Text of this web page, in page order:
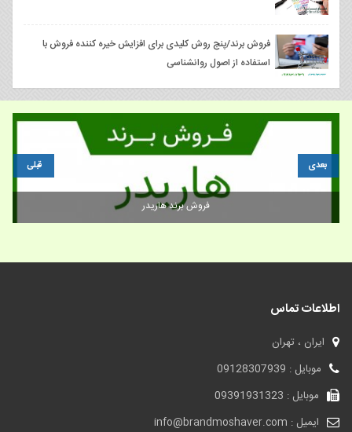
فروش برند/پنج روش کلیدی برای افزایش خیره کننده فروش با
استفاده از اصول روانشناسی
فروش برند گاتيو
قبلی بعدی
اطلاعات تماس
ایران ، تهران
موبایل : 09128307939
موبایل : 09391931323
ایمیل : info@brandmoshaver.com